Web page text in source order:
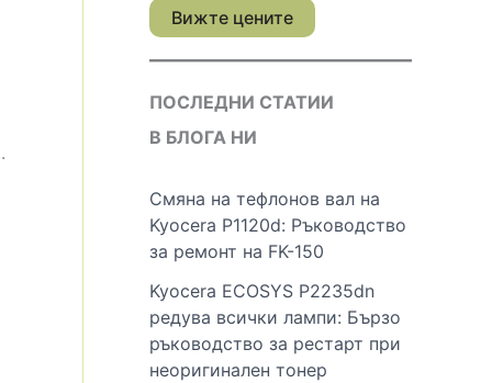
Вижте цените
ПОСЛЕДНИ СТАТИИ
В БЛОГА НИ
Смяна на тефлонов вал на
Kyocera P1120d: Ръководство
за ремонт на FK-150
Kyocera ECOSYS P2235dn
редува всички лампи: Бързо
ръководство за рестарт при
неоригинален тонер